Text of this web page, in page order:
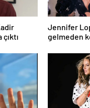
Jennifer
gelmeden